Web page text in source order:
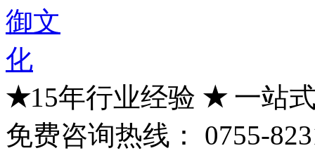
★15年行业经验 ★一站
免费咨询热线：
0755-